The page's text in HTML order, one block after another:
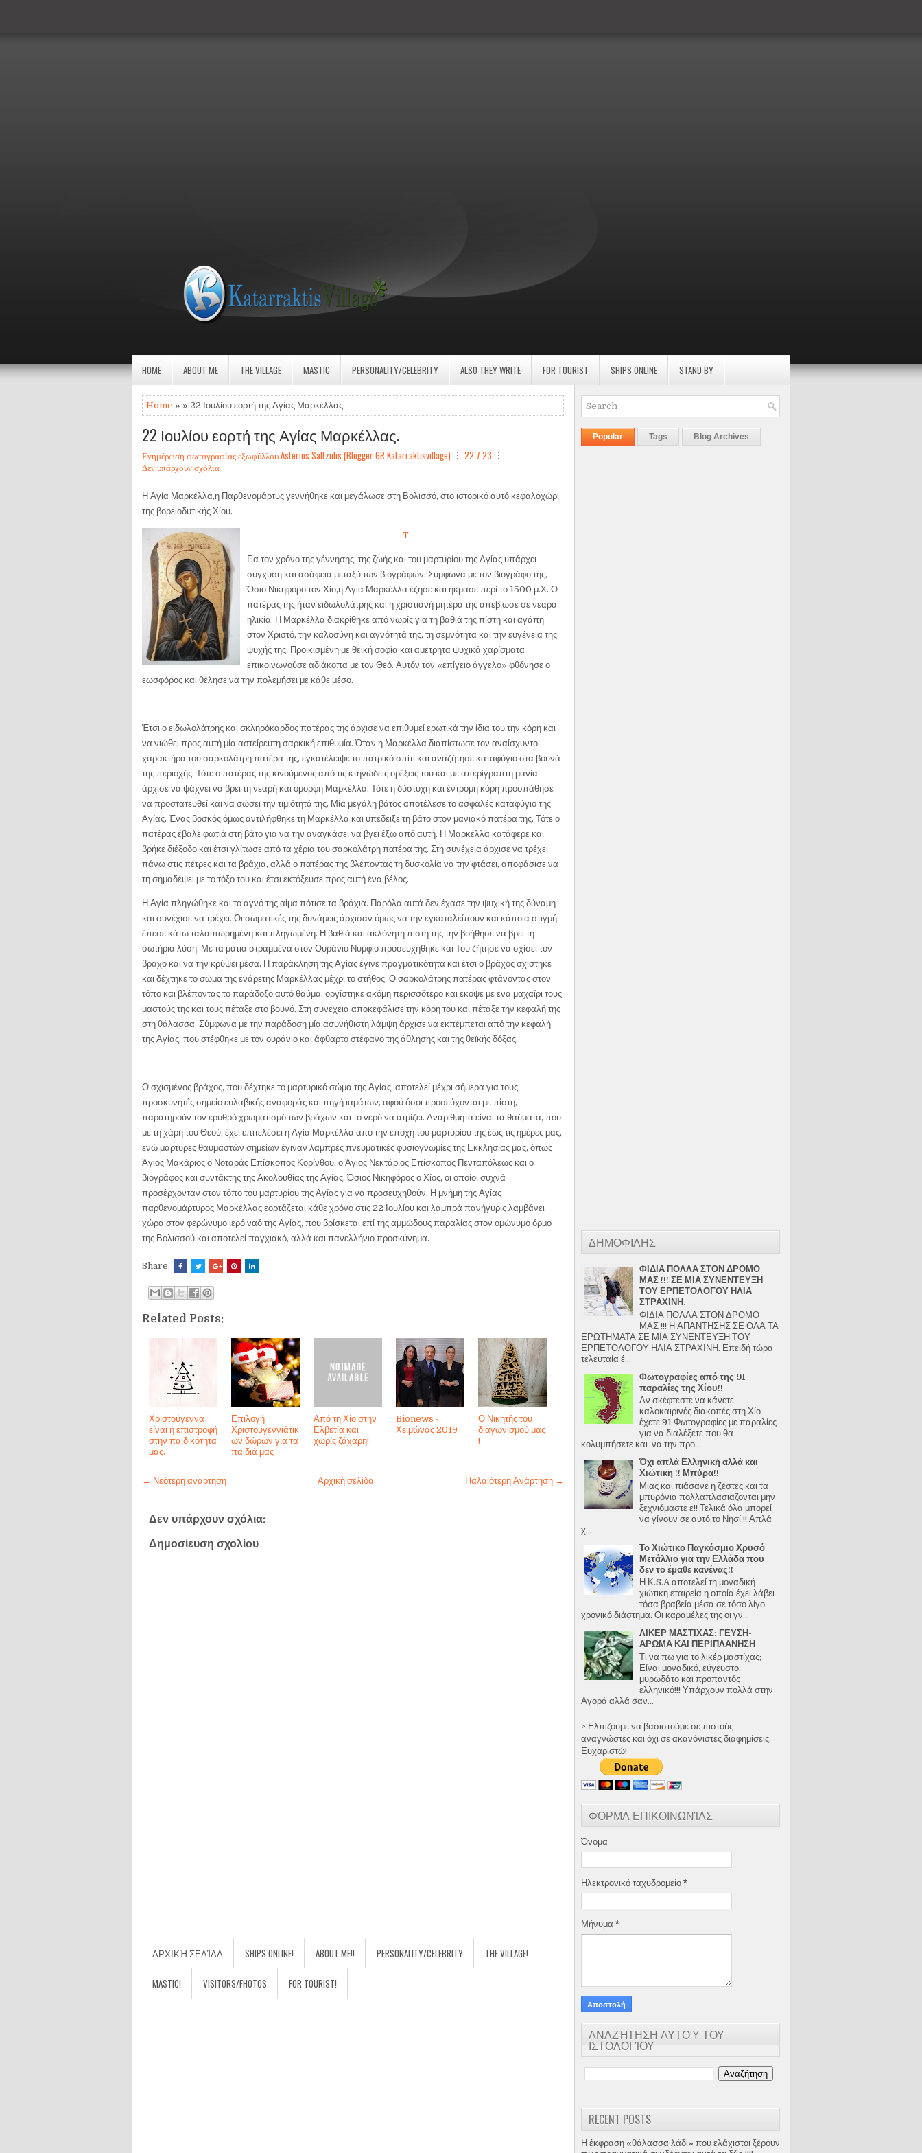
HOME ABOUT ME THE VILLAGE MASTIC PERSONALITY/CELEBRITY ALSO THEY WRITE FOR TOURIST SHIPS ONLINE STAND BY
Home » » 22 Ιουλίου εορτή της Αγίας Μαρκέλλας.
22 Ιουλίου εορτή της Αγίας Μαρκέλλας.
Ενημέρωση φωτογραφίας εξωφύλλου Asterios Saltzidis (Blogger GR Katarraktisvillage)
22.7.23
Δεν υπάρχουν σχόλια
Η Αγία Μαρκέλλα,η Παρθενομάρτυς γεννήθηκε και μεγάλωσε στη Βολισσό, στο ιστορικό αυτό κεφαλοχώρι
της βορειοδυτικής Χίου.
T
Για τον χρόνο της γέννησης, της ζωής και του μαρτυρίου της Αγίας υπάρχει
σύγχυση και ασάφεια μεταξύ των βιογράφων. Σύμφωνα με τον βιογράφο της,
Όσιο Νικηφόρο τον Χίο,η Αγία Μαρκέλλα έζησε και ήκμασε περί το 1500 μ.Χ. Ο
πατέρας της ήταν ειδωλολάτρης και η χριστιανή μητέρα της απεβίωσε σε νεαρά
ηλικία. Η Μαρκέλλα διακρίθηκε από νωρίς για τη βαθιά της πίστη και αγάπη
στον Χριστό, την καλοσύνη και αγνότητά της, τη σεμνότητα και την ευγένεια της
ψυχής της. Προικισμένη με θεϊκή σοφία και αμέτρητα ψυχικά χαρίσματα
επικοινωνούσε αδιάκοπα με τον Θεό. Αυτόν τον «επίγειο άγγελο» φθόνησε ο
εωσφόρος και θέλησε να την πολεμήσει με κάθε μέσο.
Έτσι ο ειδωλολάτρης και σκληρόκαρδος πατέρας της άρχισε να επιθυμεί ερωτικά την ίδια του την κόρη και
να νιώθει προς αυτή μία αστείρευτη σαρκική επιθυμία. Όταν η Μαρκέλλα διαπίστωσε τον αναίσχυντο
χαρακτήρα του σαρκολάτρη πατέρα της, εγκατέλειψε το πατρικό σπίτι και αναζήτησε καταφύγιο στα βουνά
της περιοχής. Τότε ο πατέρας της κινούμενος από τις κτηνώδεις ορέξεις του και με απερίγραπτη μανία
άρχισε να ψάχνει να βρει τη νεαρή και όμορφη Μαρκέλλα. Τότε η δύστυχη και έντρομη κόρη προσπάθησε
να προστατευθεί και να σώσει την τιμιότητά της. Μία μεγάλη βάτος αποτέλεσε το ασφαλές καταφύγιο της
Αγίας. Ένας βοσκός όμως αντιλήφθηκε τη Μαρκέλλα και υπέδειξε τη βάτο στον μανιακό πατέρα της. Τότε ο
πατέρας έβαλε φωτιά στη βάτο για να την αναγκάσει να βγει έξω από αυτή. Η Μαρκέλλα κατάφερε και
βρήκε διέξοδο και έτσι γλίτωσε από τα χέρια του σαρκολάτρη πατέρα της. Στη συνέχεια άρχισε να τρέχει
πάνω στις πέτρες και τα βράχια, αλλά ο πατέρας της βλέποντας τη δυσκολία να την φτάσει, αποφάσισε να
τη σημαδέψει με το τόξο του και έτσι εκτόξευσε προς αυτή ένα βέλος.
Η Αγία πληγώθηκε και το αγνό της αίμα πότισε τα βράχια. Παρόλα αυτά δεν έχασε την ψυχική της δύναμη
και συνέχισε να τρέχει. Οι σωματικές της δυνάμεις άρχισαν όμως να την εγκαταλείπουν και κάποια στιγμή
έπεσε κάτω ταλαιπωρημένη και πληγωμένη. Η βαθιά και ακλόνητη πίστη της την βοήθησε να βρει τη
σωτήρια λύση. Με τα μάτια στραμμένα στον Ουράνιο Νυμφίο προσευχήθηκε και Του ζήτησε να σχίσει τον
βράχο και να την κρύψει μέσα. Η παράκληση της Αγίας έγινε πραγματικότητα και έτσι ο βράχος σχίστηκε
και δέχτηκε το σώμα της ενάρετης Μαρκέλλας μέχρι το στήθος. Ο σαρκολάτρης πατέρας φτάνοντας στον
τόπο και βλέποντας το παράδοξο αυτό θαύμα, οργίστηκε ακόμη περισσότερο και έκοψε με ένα μαχαίρι τους
μαστούς της και τους πέταξε στο βουνό. Στη συνέχεια αποκεφάλισε την κόρη του και πέταξε την κεφαλή της
στη θάλασσα. Σύμφωνα με την παράδοση μία ασυνήθιστη λάμψη άρχισε να εκπέμπεται από την κεφαλή
της Αγίας, που στέφθηκε με τον ουράνιο και άφθαρτο στέφανο της άθλησης και της θεϊκής δόξας.
Ο σχισμένος βράχος, που δέχτηκε το μαρτυρικό σώμα της Αγίας, αποτελεί μέχρι σήμερα για τους
προσκυνητές σημείο ευλαβικής αναφοράς και πηγή ιαμάτων, αφού όσοι προσεύχονται με πίστη,
παρατηρούν τον ερυθρό χρωματισμό των βράχων και το νερό να ατμίζει. Αναρίθμητα είναι τα θαύματα, που
με τη χάρη του Θεού, έχει επιτελέσει η Αγία Μαρκέλλα από την εποχή του μαρτυρίου της έως τις ημέρες μας,
ενώ μάρτυρες θαυμαστών σημείων έγιναν λαμπρές πνευματικές φυσιογνωμίες της Εκκλησίας μας, όπως
Άγιος Μακάριος ο Νοταράς Επίσκοπος Κορίνθου, ο Άγιος Νεκτάριος Επίσκοπος Πενταπόλεως και ο
βιογράφος και συντάκτης της Ακολουθίας της Αγίας, Όσιος Νικηφόρος ο Χίος, οι οποίοι συχνά
προσέρχονταν στον τόπο του μαρτυρίου της Αγίας για να προσευχηθούν. Η μνήμη της Αγίας
παρθενομάρτυρος Μαρκέλλας εορτάζεται κάθε χρόνο στις 22 Ιουλίου και λαμπρά πανήγυρις λαμβάνει
χώρα στον φερώνυμο ιερό ναό της Αγίας, που βρίσκεται επί της αμμώδους παραλίας στον ομώνυμο όρμο
της Βολισσού και αποτελεί παγχιακό, αλλά και πανελλήνιο προσκύνημα.
Share:
Related Posts:
Χριστούγεννα
είναι η επιστροφή
στην παιδικότητα
μας.
Επιλογή
Χριστουγεννιάτικ
ων δώρων για τα
παιδιά μας
Από τη Χίο στην
Ελβετία και
χωρίς ζάχαρη!
Bionews -
Χειμώνας 2019
Ο Νικητής του
διαγωνισμού μας
!
← Νεότερη ανάρτηση Παλαιότερη Ανάρτηση →
Αρχική σελίδα
Δεν υπάρχουν σχόλια:
Δημοσίευση σχολίου
ΑΡΧΙΚΉ ΣΕΛΊΔΑ SHIPS ONLINE! ABOUT ME!! PERSONALITY/CELEBRITY THE VILLAGE!
MASTIC! VISITORS/FHOTOS FOR TOURIST!
Popular Tags Blog Archives
ΔΗΜΟΦΙΛΗΣ
ΦΙΔΙΑ ΠΟΛΛΑ ΣΤΟΝ ΔΡΟΜΟ
ΜΑΣ !!! ΣΕ ΜΙΑ ΣΥΝΕΝΤΕΥΞΗ
ΤΟΥ ΕΡΠΕΤΟΛΟΓΟΥ ΗΛΙΑ
ΣΤΡΑΧΙΝΗ.
ΦΙΔΙΑ ΠΟΛΛΑ ΣΤΟΝ ΔΡΟΜΟ
ΜΑΣ !!! Η ΑΠΑΝΤΗΣΗΣ ΣΕ ΟΛΑ ΤΑ
ΕΡΩΤΗΜΑΤΑ ΣΕ ΜΙΑ ΣΥΝΕΝΤΕΥΞΗ ΤΟΥ
ΕΡΠΕΤΟΛΟΓΟΥ ΗΛΙΑ ΣΤΡΑΧΙΝΗ. Επειδή τώρα
τελευταία έ...
Φωτογραφίες από της 91
παραλίες της Χίου!!
Αν σκέφτεστε να κάνετε
καλοκαιρινές διακοπές στη Χίο
έχετε 91 Φωτογραφίες με παραλίες
για να διαλέξετε που θα
κολυμπήσετε και να την προ...
Όχι απλά Ελληνική αλλά και
Χιώτικη !! Μπύρα!!
Μιας και πιάσανε η ζέστες και τα
μπυρόνια πολλαπλασιαζονται μην
ξεχνιόμαστε ε!! Τελικά όλα μπορεί
να γίνουν σε αυτό το Νησί !! Απλά
χ...
Το Χιώτικο Παγκόσμιο Χρυσό
Μετάλλιο για την Ελλάδα που
δεν το έμαθε κανένας!!
Η Κ.S.A αποτελεί τη μοναδική
χιώτικη εταιρεία η οποία έχει λάβει
τόσα βραβεία μέσα σε τόσο λίγο
χρονικό διάστημα. Οι καραμέλες της οι γν...
ΛΙΚΕΡ ΜΑΣΤΙΧΑΣ: ΓΕΥΣΗ-
ΑΡΩΜΑ ΚΑΙ ΠΕΡΙΠΛΑΝΗΣΗ
Τι να πω για το λικέρ μαστίχας;
Είναι μοναδικό, εύγευστο,
μυρωδάτο και προπαντός
ελληνικό!!! Υπάρχουν πολλά στην
Αγορά αλλά σαν...
> Ελπίζουμε να βασιστούμε σε πιστούς
αναγνώστες και όχι σε ακανόνιστες διαφημίσεις.
Ευχαριστώ!
ΦΌΡΜΑ ΕΠΙΚΟΙΝΩΝΊΑΣ
Όνομα
Ηλεκτρονικό ταχυδρομείο *
Μήνυμα *
ΑΝΑΖΉΤΗΣΗ ΑΥΤΟΎ ΤΟΥ
ΙΣΤΟΛΟΓΊΟΥ
RECENT POSTS
Η έκφραση «θάλασσα λάδι» που ελάχιστοι ξέρουν